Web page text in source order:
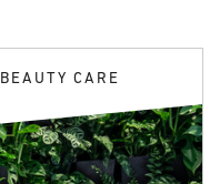
BEAUTY CARE